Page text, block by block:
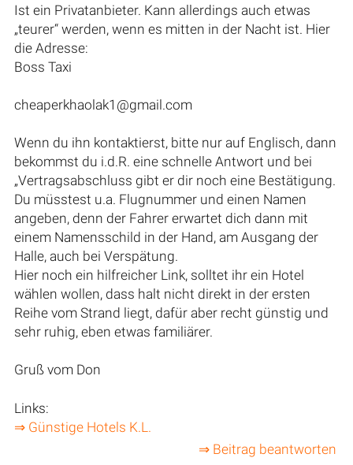
Ist ein Privatanbieter. Kann allerdings auch etwas
„teurer“ werden, wenn es mitten in der Nacht ist. Hier
die Adresse:
Boss Taxi
cheaperkhaolak1@gmail.com
Wenn du ihn kontaktierst, bitte nur auf Englisch, dann
bekommst du i.d.R. eine schnelle Antwort und bei
„Vertragsabschluss gibt er dir noch eine Bestätigung.
Du müsstest u.a. Flugnummer und einen Namen
angeben, denn der Fahrer erwartet dich dann mit
einem Namensschild in der Hand, am Ausgang der
Halle, auch bei Verspätung.
Hier noch ein hilfreicher Link, solltet ihr ein Hotel
wählen wollen, dass halt nicht direkt in der ersten
Reihe vom Strand liegt, dafür aber recht günstig und
sehr ruhig, eben etwas familiärer.
Gruß vom Don
Links:
⇒ Günstige Hotels K.L.
⇒ Beitrag beantworten